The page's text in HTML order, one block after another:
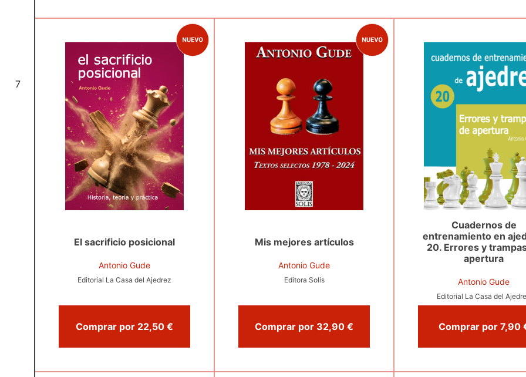
7
El sacrificio posicional
Antonio Gude
Editorial La Casa del Ajedrez
Comprar por 22,50 €
Mis mejores artículos
Antonio Gude
Editora Solis
Comprar por 32,90 €
Cuadernos de
entrenamiento en
20. Errores y
apertura
Antonio Gude
Editorial La Casa del